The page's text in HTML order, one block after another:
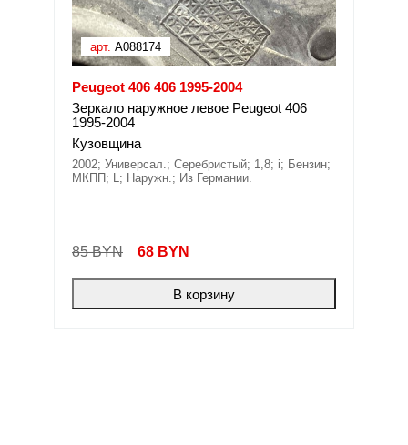
арт. A088174
Peugeot 406 406 1995-2004
Зеркало наружное левое Peugeot 406
1995-2004
Кузовщина
2002; Универсал.; Серебристый; 1,8; i; Бензин;
МКПП; L; Наружн.; Из Германии.
85 BYN 68 BYN
В корзину